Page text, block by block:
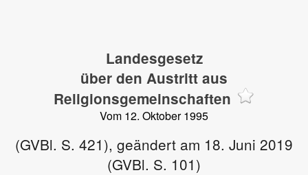
Landesgesetz
über den Austritt aus
Religionsgemeinschaften
Vom 12. Oktober 1995
(GVBl. S. 421), geändert am 18. Juni 2019
(GVBl. S. 101)